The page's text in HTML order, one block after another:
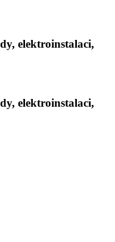
elektroinstalaci,
elektroinstalaci,